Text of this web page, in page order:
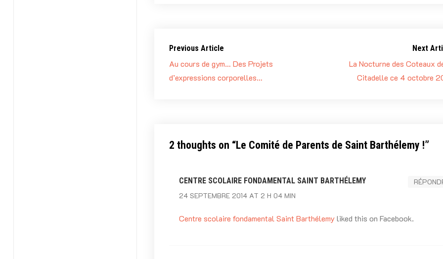
Previous Article
Au cours de gym… Des Projets
d’expressions corporelles…
Next
La Nocturne des Coteaux
Citadelle ce 4 octobre
2 thoughts on “Le Comité de Parents de Saint Barthélemy !”
CENTRE SCOLAIRE FONDAMENTAL SAINT BARTHÉLEMY
24 SEPTEMBRE 2014 AT 2 H 04 MIN
Centre scolaire fondamental Saint Barthélemyliked this on Facebook.